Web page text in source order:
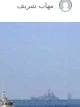
مهاب شريف